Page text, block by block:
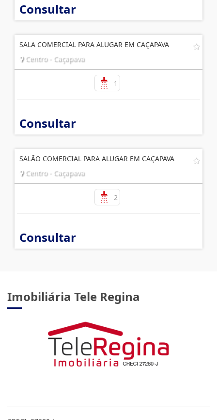
Consultar
SALA COMERCIAL PARA ALUGAR EM CAÇAPAVA
Centro - Caçapava
1
Consultar
SALÃO COMERCIAL PARA ALUGAR EM CAÇAPAVA
Centro - Caçapava
2
Consultar
Imobiliária Tele Regina